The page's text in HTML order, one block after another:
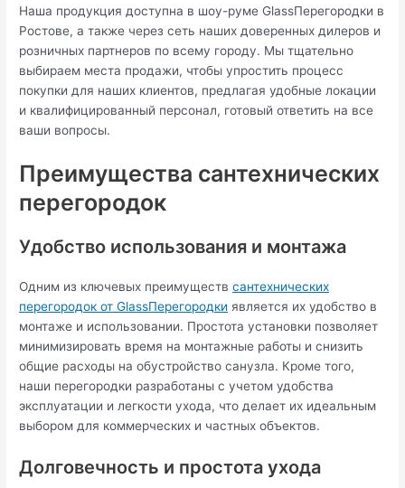
Наша продукция доступна в шоу-руме GlassПерегородки в
Ростове, а также через сеть наших доверенных дилеров и
розничных партнеров по всему городу. Мы тщательно
выбираем места продажи, чтобы упростить процесс
покупки для наших клиентов, предлагая удобные локации
и квалифицированный персонал, готовый ответить на все
ваши вопросы.
Преимущества сантехнических
перегородок
Удобство использования и монтажа
Одним из ключевых преимуществсантехнических
перегородок от GlassПерегородки является их удобство в
монтаже и использовании. Простота установки позволяет
минимизировать время на монтажные работы и снизить
общие расходы на обустройство санузла. Кроме того,
наши перегородки разработаны с учетом удобства
эксплуатации и легкости ухода, что делает их идеальным
выбором для коммерческих и частных объектов.
Долговечность и простота ухода